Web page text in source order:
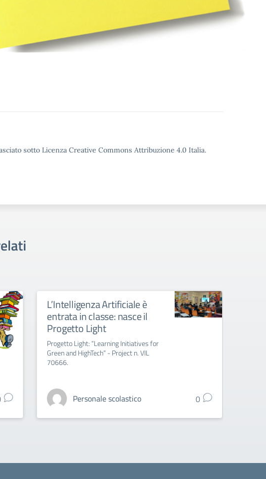
sotto Licenza Creative Commons Attribuzione 4.0 Italia.
L’Intelligenza Artificiale è
entrata in classe: nasce il
Progetto Light
Progetto Light: “Learning Initiatives for
Green and HighTech” - Project n. VIL
70666.
Personale scolastico 0